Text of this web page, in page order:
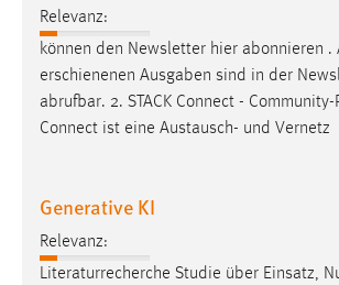
Relevanz:
können den Newsletter hier abonnieren .
erschienenen Ausgaben sind in der
abrufbar. 2. STACK Connect - Community-
Connect ist eine Austausch- und Vernetz
Generative KI
Relevanz:
Literaturrecherche Studie über Einsatz,